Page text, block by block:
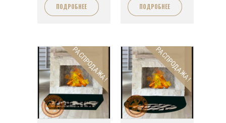
29,350 ₽.
ПОДРОБНЕЕ
32,150 ₽.
ПОДРОБНЕЕ
РАСПРОДАЖА! РАСПРОДАЖА!